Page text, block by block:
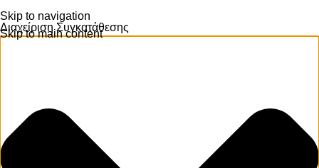
Διαχείριση Συγκατάθεσης
Skip to navigation
Skip to main content